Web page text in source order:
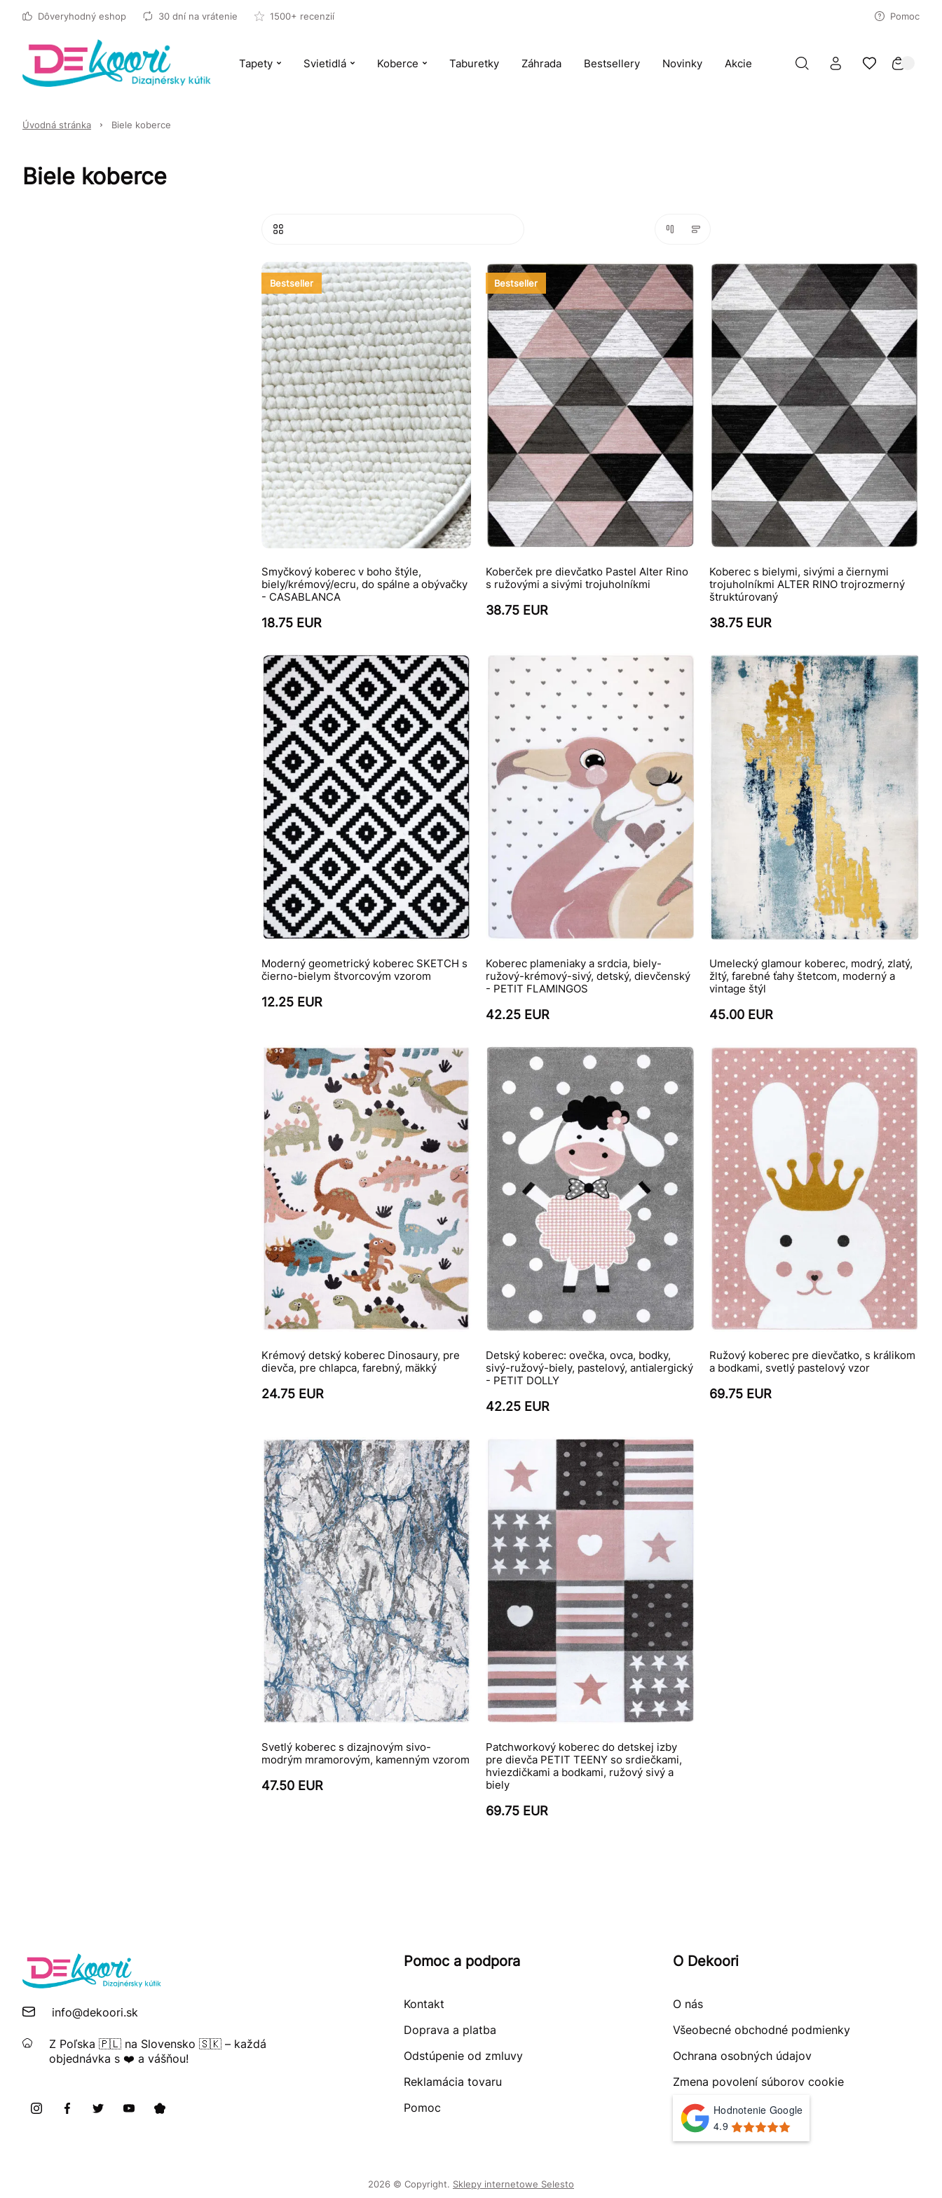
Dôveryhodný eshop 30 dní na vrátenie 1500+ recenzií Pomoc
Tapety Svietidlá Koberce Taburetky Záhrada Bestsellery Novinky Akcie
Úvodná stránka Biele koberce
Biele koberce
Bestseller
Smyčkový koberec v boho štýle,
biely/krémový/ecru, do spálne a obývačky
- CASABLANCA
18.75 EUR
Bestseller
Koberček pre dievčatko Pastel Alter Rino
s ružovými a sivými trojuholníkmi
38.75 EUR
Koberec s bielymi, sivými a čiernymi
trojuholníkmi ALTER RINO trojrozmerný
štruktúrovaný
38.75 EUR
Moderný geometrický koberec SKETCH s
čierno-bielym štvorcovým vzorom
12.25 EUR
Koberec plameniaky a srdcia, biely-
ružový-krémový-sivý, detský, dievčenský
- PETIT FLAMINGOS
42.25 EUR
Umelecký glamour koberec, modrý, zlatý,
žltý, farebné ťahy štetcom, moderný a
vintage štýl
45.00 EUR
Krémový detský koberec Dinosaury, pre
dievča, pre chlapca, farebný, mäkký
24.75 EUR
Detský koberec: ovečka, ovca, bodky,
sivý-ružový-biely, pastelový, antialergický
- PETIT DOLLY
42.25 EUR
Ružový koberec pre dievčatko, s králikom
a bodkami, svetlý pastelový vzor
69.75 EUR
Svetlý koberec s dizajnovým sivo-
modrým mramorovým, kamenným vzorom
47.50 EUR
Patchworkový koberec do detskej izby
pre dievča PETIT TEENY so srdiečkami,
hviezdičkami a bodkami, ružový sivý a
biely
69.75 EUR
info@dekoori.sk
Z Poľska 🇵🇱 na Slovensko 🇸🇰 – každá
objednávka s ❤️ a vášňou!
Pomoc a podpora
Kontakt
Doprava a platba
Odstúpenie od zmluvy
Reklamácia tovaru
Pomoc
O Dekoori
O nás
Všeobecné obchodné podmienky
Ochrana osobných údajov
Zmena povolení súborov cookie
Hodnotenie Google
4.9
2026 © Copyright. Sklepy internetowe Selesto